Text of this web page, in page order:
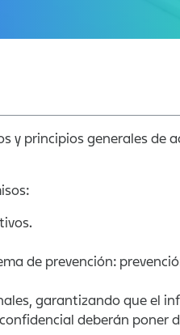
y principios generales de
de prevención:
garantizando que el
deberán poner